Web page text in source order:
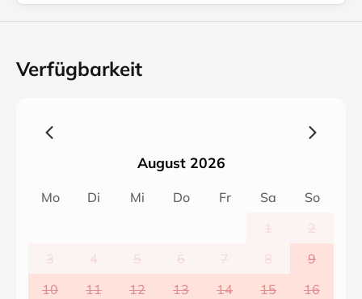
Verfügbarkeit
August 2026
Mo Di Mi Do Fr Sa
So
1
2
3
4 5 6 7 8
9
10
11 12 13 14 15
16